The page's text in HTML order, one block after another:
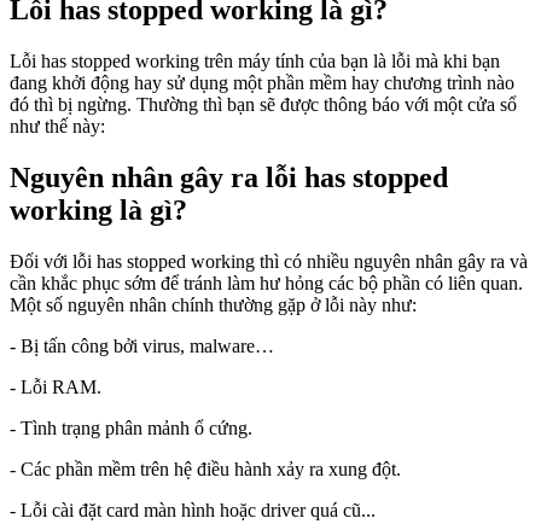
Lỗi has stopped working là gì?
Lỗi has stopped working trên máy tính của bạn là lỗi mà khi bạn
đang khởi động hay sử dụng một phần mềm hay chương trình nào
đó thì bị ngừng. Thường thì bạn sẽ được thông báo với một cửa sổ
như thế này:
Nguyên nhân gây ra lỗi has stopped
working là gì?
Đối với lỗi has stopped working thì có nhiều nguyên nhân gây ra và
cần khắc phục sớm để tránh làm hư hỏng các bộ phần có liên quan.
Một số nguyên nhân chính thường gặp ở lỗi này như:
- Bị tấn công bởi virus, malware…
- Lỗi RAM.
- Tình trạng phân mảnh ổ cứng.
- Các phần mềm trên hệ điều hành xảy ra xung đột.
- Lỗi cài đặt card màn hình hoặc driver quá cũ...